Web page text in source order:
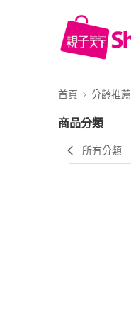
首頁 分齡推薦
商品分類
所有分類